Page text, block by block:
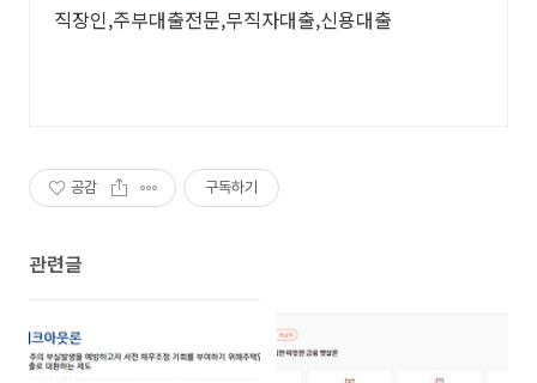
직장인,주부대출전문,무직자대출,신용대출
공감 구독하기
관련글